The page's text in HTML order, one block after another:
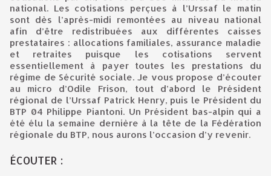
national. Les cotisations perçues à l’Urssaf le matin
sont dès l’après-midi remontées au niveau national
afin d’être redistribuées aux différentes caisses
prestataires : allocations familiales, assurance maladie
et retraites puisque les cotisations servent
essentiellement à payer toutes les prestations du
régime de Sécurité sociale. Je vous propose d’écouter
au micro d’Odile Frison, tout d’abord le Président
régional de l’Urssaf Patrick Henry, puis le Président du
BTP 04 Philippe Piantoni. Un Président bas-alpin qui a
été élu la semaine dernière à la tête de la Fédération
régionale du BTP, nous aurons l’occasion d’y revenir.
ÉCOUTER :